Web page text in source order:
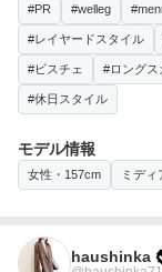
#PR #welleg
#レイヤードスタイル
#ビスチェ #ロングス
#休日スタイル
モデル情報
女性・157cm ミディ
haushinka